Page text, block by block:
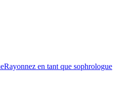
Rayonnez en tant que sophrologue